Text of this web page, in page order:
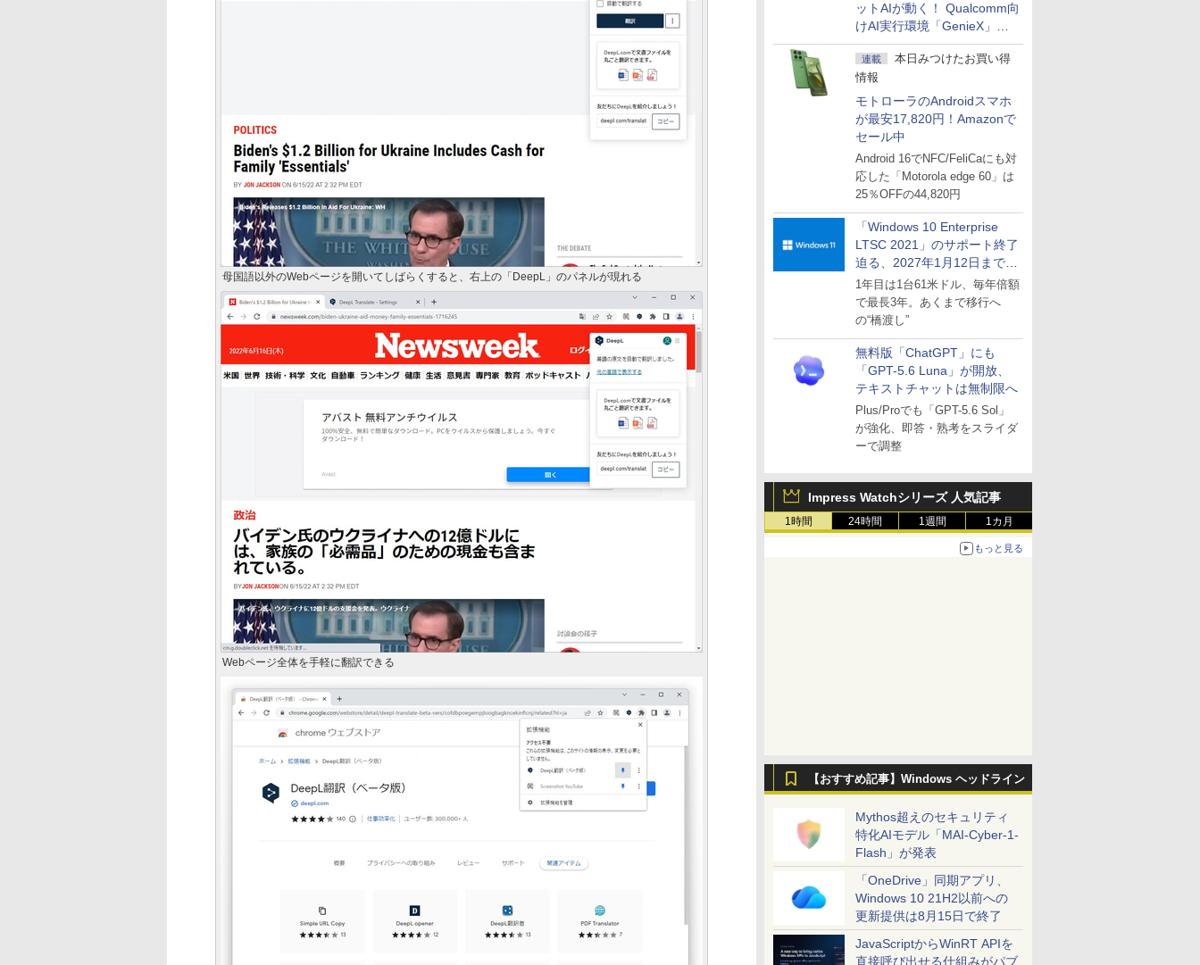
ットAIが動く！ Qualcomm向
けAI実行環境「GenieX」を
試してみた
連載
本日みつけたお買い得
情報
モトローラのAndroidスマホ
が最安17,820円！Amazonで
セール中
Android 16でNFC/FeliCaにも対
応した「Motorola edge 60」は
25％OFFの44,820円
「Windows 10 Enterprise
LTSC 2021」のサポート終了
迫る、2027年1月12日まで
～ESUは9月1日から販売
1年目は1台61米ドル、毎年倍額
で最長3年。あくまで移行へ
の“橋渡し”
無料版「ChatGPT」にも
「GPT-5.6 Luna」が開放、
テキストチャットは無制限へ
Plus/Proでも「GPT-5.6 Sol」
が強化、即答・熟考をスライダ
ーで調整
Impress Watchシリーズ 人気記事
1時間 24時間 1週間 1カ月
もっと見る
【おすすめ記事】Windows ヘッドライン
Mythos超えのセキュリティ
特化AIモデル「MAI-Cyber-1-
Flash」が発表
「OneDrive」同期アプリ、
Windows 10 21H2以前への
更新提供は8月15日で終了
JavaScriptからWinRT APIを
直接呼び出せる仕組みがパブ
母国語以外のWebページを開いてしばらくすると、右上の「DeepL」のパネルが現れる
Webページ全体を手軽に翻訳できる